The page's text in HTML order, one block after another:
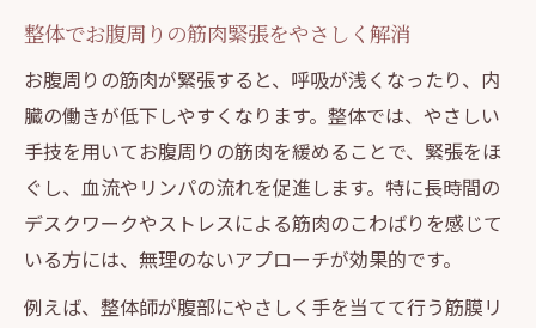
整体でお腹周りの筋肉緊張をやさしく解消
お腹周りの筋肉が緊張すると、呼吸が浅くなったり、内
臓の働きが低下しやすくなります。整体では、やさしい
手技を用いてお腹周りの筋肉を緩めることで、緊張をほ
ぐし、血流やリンパの流れを促進します。特に長時間の
デスクワークやストレスによる筋肉のこわばりを感じて
いる方には、無理のないアプローチが効果的です。
例えば、整体師が腹部にやさしく手を当てて行う筋膜リ